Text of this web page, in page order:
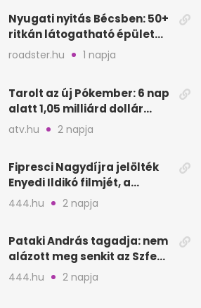
Nyugati nyitás Bécsben: 50+
ritkán látogatható épület
nyílik meg
roadster.hu 1 napja
Tarolt az új Pókember: 6 nap
alatt 1,05 milliárd dollár
bevétel
atv.hu 2 napja
Fipresci Nagydíjra jelölték
Enyedi Ildikó filmjét, a
Csendes barátot
444.hu 2 napja
Pataki András tagadja: nem
alázott meg senkit az Szfe
felvételijén
444.hu 2 napja